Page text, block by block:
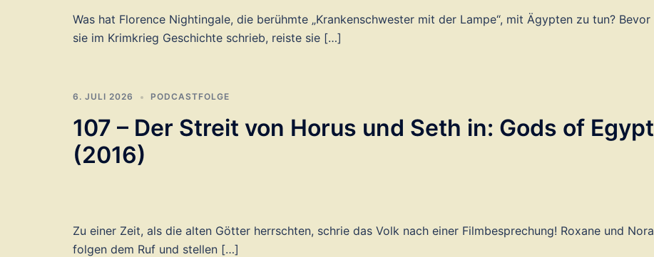
Was hat Florence Nightingale, die berühmte „Krankenschwester mit der Lampe“, mit Ägypten zu tun? Bevor
sie im Krimkrieg Geschichte schrieb, reiste sie […]
6. JULI 2026 PODCASTFOLGE
107 – Der Streit von Horus und Seth in: Gods of Egypt
(2016)
Zu einer Zeit, als die alten Götter herrschten, schrie das Volk nach einer Filmbesprechung! Roxane und Nora
folgen dem Ruf und stellen […]